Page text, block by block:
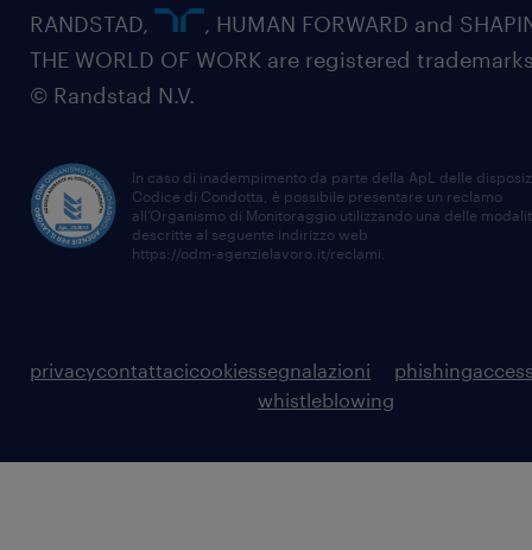
RANDSTAD,
, HUMAN FORWARD and
THE WORLD OF WORK are registered
© Randstad N.V.
In caso di inadempimento da parte della ApL delle
Codice di Condotta, è possibile presentare un reclamo
all’Organismo di Monitoraggio utilizzando una delle
descritte al seguente indirizzo web
https://odm-agenzielavoro.it/reclami
privacycontattacicookiessegnalazioni
whistleblowing
phishing